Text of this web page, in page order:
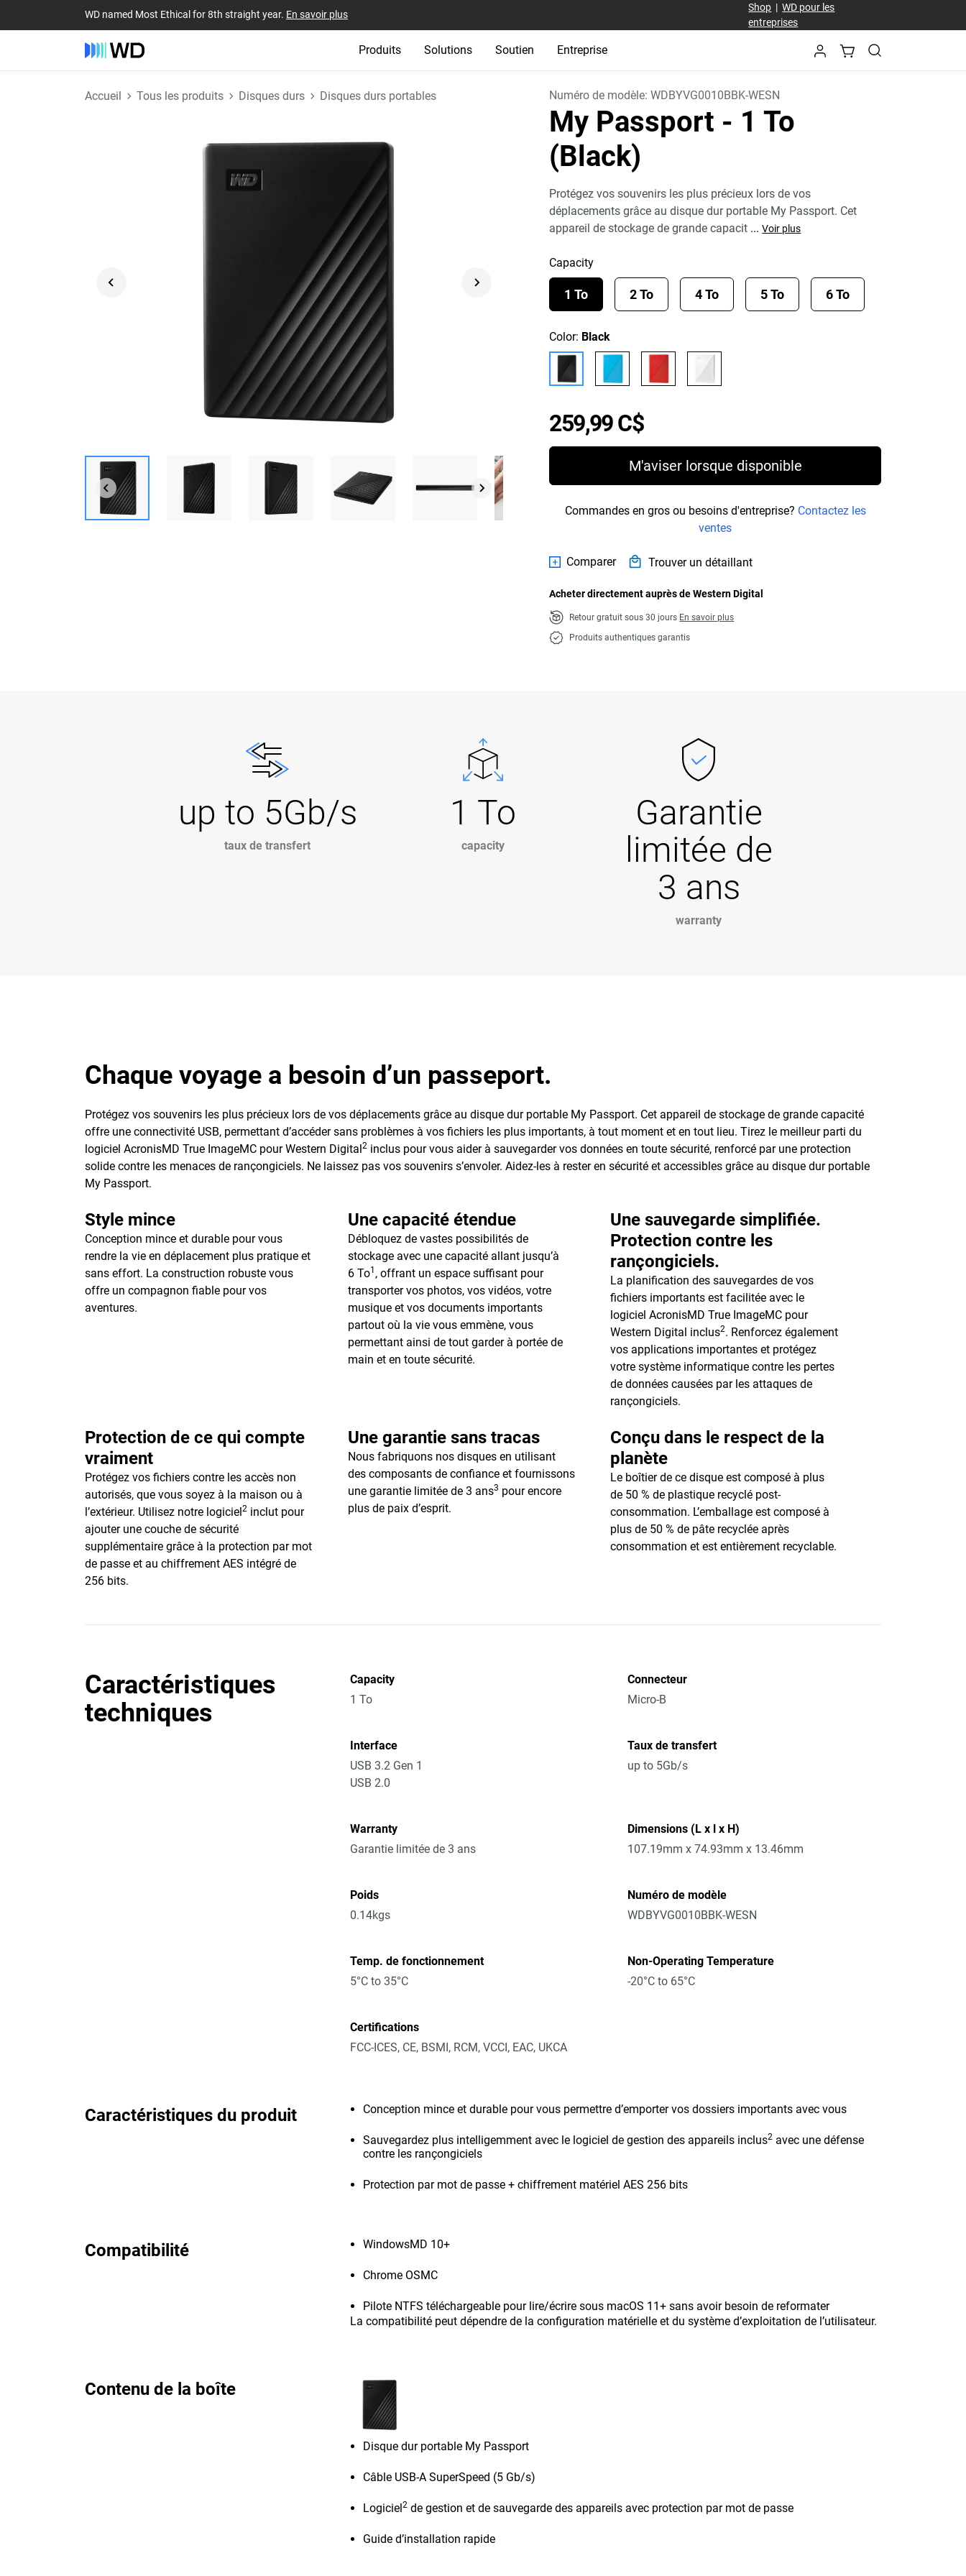
WD named Most Ethical for 8th straight year. En savoir plus
Shop |WD pour les
entreprises
Produits Solutions Soutien Entreprise
Accueil Tous les produits Disques durs Disques durs portables Numéro de modèle:WDBYVG0010BBK-WESN
My Passport - 1 To
(Black)
Protégez vos souvenirs les plus précieux lors de vos
déplacements grâce au disque dur portable My Passport. Cet
appareil de stockage de grande capacit ... Voir plus
Capacity
1 To 2 To 4 To 5 To 6 To
Color: Black
259,99 C$Price 259,99 C$
M'aviser lorsque disponible
Commandes en gros ou besoins d'entreprise? Contactez les
ventes
Comparer Trouver un détaillant
Acheter directement auprès de Western Digital
Retour gratuit sous 30 jours En savoir plus
Produits authentiques garantis
up to 5Gb/s
taux de transfert
1 To
capacity
Garantie
limitée de
3 ans
warranty
Chaque voyage a besoin d’un passeport.
Protégez vos souvenirs les plus précieux lors de vos déplacements grâce au disque dur portable My Passport. Cet appareil de stockage de grande capacité
offre une connectivité USB, permettant d’accéder sans problèmes à vos fichiers les plus importants, à tout moment et en tout lieu. Tirez le meilleur parti du
logiciel AcronisMD True ImageMC pour Western Digital2 inclus pour vous aider à sauvegarder vos données en toute sécurité, renforcé par une protection
solide contre les menaces de rançongiciels. Ne laissez pas vos souvenirs s’envoler. Aidez-les à rester en sécurité et accessibles grâce au disque dur portable
My Passport.
Style mince
Conception mince et durable pour vous
rendre la vie en déplacement plus pratique et
sans effort. La construction robuste vous
offre un compagnon fiable pour vos
aventures.
Une capacité étendue
Débloquez de vastes possibilités de
stockage avec une capacité allant jusqu’à
6 To1 , offrant un espace suffisant pour
transporter vos photos, vos vidéos, votre
musique et vos documents importants
partout où la vie vous emmène, vous
permettant ainsi de tout garder à portée de
main et en toute sécurité.
Une sauvegarde simplifiée.
Protection contre les
rançongiciels.
La planification des sauvegardes de vos
fichiers importants est facilitée avec le
logiciel AcronisMD True ImageMC pour
Western Digital inclus2. Renforcez également
vos applications importantes et protégez
votre système informatique contre les pertes
de données causées par les attaques de
rançongiciels.
Protection de ce qui compte
vraiment
Protégez vos fichiers contre les accès non
autorisés, que vous soyez à la maison ou à
l’extérieur. Utilisez notre logiciel2 inclut pour
ajouter une couche de sécurité
supplémentaire grâce à la protection par mot
de passe et au chiffrement AES intégré de
256 bits.
Une garantie sans tracas
Nous fabriquons nos disques en utilisant
des composants de confiance et fournissons
une garantie limitée de 3 ans3 pour encore
plus de paix d’esprit.
Conçu dans le respect de la
planète
Le boîtier de ce disque est composé à plus
de 50 % de plastique recyclé post-
consommation. L’emballage est composé à
plus de 50 % de pâte recyclée après
consommation et est entièrement recyclable.
Caractéristiques
techniques
Capacity
1 To
Connecteur
Micro-B
Interface
USB 3.2 Gen 1
USB 2.0
Taux de transfert
up to 5Gb/s
Warranty
Garantie limitée de 3 ans
Dimensions (L x l x H)
107.19mm x 74.93mm x 13.46mm
Poids
0.14kgs
Numéro de modèle
WDBYVG0010BBK-WESN
Temp. de fonctionnement
5°C to 35°C
Non-Operating Temperature
-20°C to 65°C
Certifications
FCC-ICES, CE, BSMI, RCM, VCCI, EAC, UKCA
Caractéristiques du produit Conception mince et durable pour vous permettre d’emporter vos dossiers importants avec vous
Sauvegardez plus intelligemment avec le logiciel de gestion des appareils inclus2 avec une défense
contre les rançongiciels
Protection par mot de passe + chiffrement matériel AES 256 bits
Compatibilité WindowsMD 10+
Chrome OSMC
Pilote NTFS téléchargeable pour lire/écrire sous macOS 11+ sans avoir besoin de reformater
La compatibilité peut dépendre de la configuration matérielle et du système d’exploitation de l’utilisateur.
Contenu de la boîte
Disque dur portable My Passport
Câble USB-A SuperSpeed (5 Gb/s)
Logiciel2 de gestion et de sauvegarde des appareils avec protection par mot de passe
Guide d’installation rapide